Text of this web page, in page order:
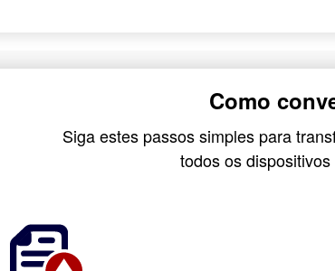
Como
Siga estes passos simples para
todos os